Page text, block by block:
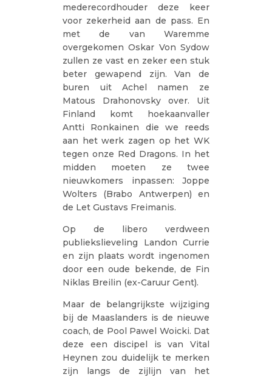
mederecordhouder deze keer
voor zekerheid aan de pass. En
met de van Waremme
overgekomen Oskar Von Sydow
zullen ze vast en zeker een stuk
beter gewapend zijn. Van de
buren uit Achel namen ze
Matous Drahonovsky over. Uit
Finland komt hoekaanvaller
Antti Ronkainen die we reeds
aan het werk zagen op het WK
tegen onze Red Dragons. In het
midden moeten ze twee
nieuwkomers inpassen: Joppe
Wolters (Brabo Antwerpen) en
de Let Gustavs Freimanis.
Op de libero verdween
publiekslieveling Landon Currie
en zijn plaats wordt ingenomen
door een oude bekende, de Fin
Niklas Breilin (ex-Caruur Gent).
Maar de belangrijkste wijziging
bij de Maaslanders is de nieuwe
coach, de Pool Pawel Woicki. Dat
deze een discipel is van Vital
Heynen zou duidelijk te merken
zijn langs de zijlijn van het